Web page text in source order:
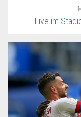
Live im